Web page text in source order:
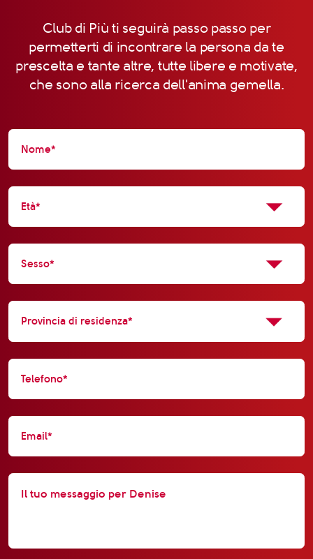
Club di Più ti seguirà passo passo per
permetterti di incontrare la persona da te
prescelta e tante altre, tutte libere e motivate,
che sono alla ricerca dell'anima gemella.